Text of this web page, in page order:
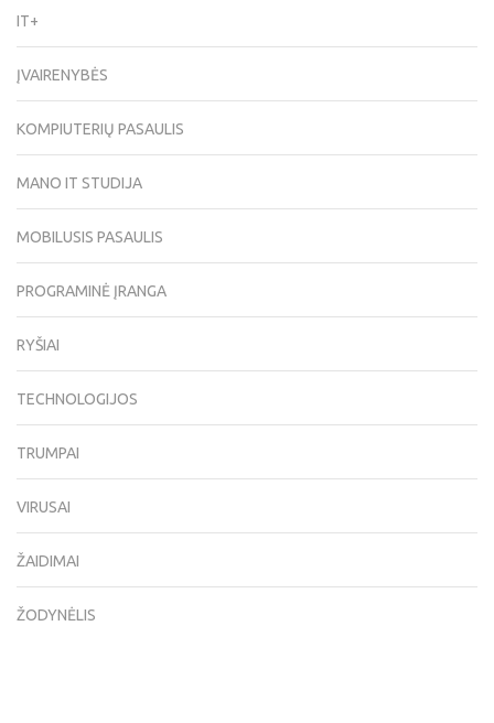
IT+
ĮVAIRENYBĖS
KOMPIUTERIŲ PASAULIS
MANO IT STUDIJA
MOBILUSIS PASAULIS
PROGRAMINĖ ĮRANGA
RYŠIAI
TECHNOLOGIJOS
TRUMPAI
VIRUSAI
ŽAIDIMAI
ŽODYNĖLIS